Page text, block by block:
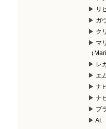
リ
ガ
ク
マ
（
レ
エ
ナ
ナ
プ
At.